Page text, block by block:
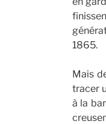
1865.
Mais
tracer
à la